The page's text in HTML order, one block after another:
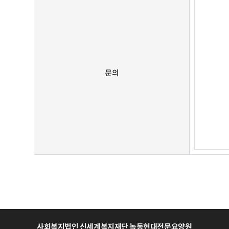
문의
사회복지법인 신세계복지재단 녹동현대전문요양원